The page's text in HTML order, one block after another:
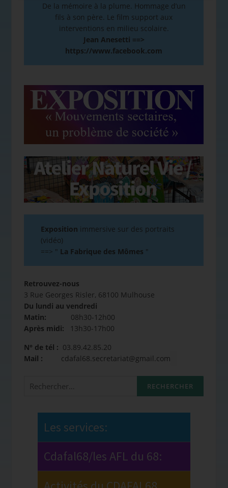
De la mémoire à la plume. Hommage d’un
fils à son père. Le film support aux
interventions en milieu scolaire.
Jean Anesetti ==>
https://www.facebook.com
Exposition immersive sur des portraits
(vidéo)
==> " La Fabrique des Mômes "
Retrouvez-nous
3 Rue Georges Risler, 68100 Mulhouse
Du lundi au vendredi
Matin: 08h30-12h00
Après midi: 13h30-17h00
N° de tél : 03.89.42.85.20
Mail : cdafal68.secretariat@gmail.com